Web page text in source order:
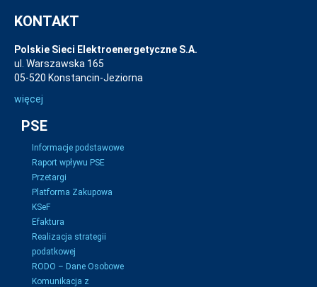
KONTAKT
Polskie Sieci Elektroenergetyczne S.A.
ul. Warszawska 165
05-520 Konstancin-Jeziorna
więcej
PSE
Informacje podstawowe
Raport wpływu PSE
Przetargi
Platforma Zakupowa
KSeF
Efaktura
Realizacja strategii
podatkowej
RODO – Dane Osobowe
Komunikacja z